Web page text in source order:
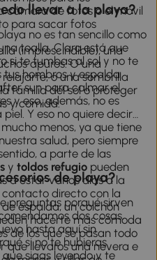
cámara de fotos o el móvil
para sacar fotos
(imprescindible), una
apuros. O una
o una sombrilla
familia del sol o proteger
y comida.
llevar a la playa?
no es tan sencillo como
toalla. Claro está que
si te tumbas al sol y no te
tus hombros y espalda
sun para calmar el
y eso, además, no es
Y eso no quiere decir
menos, ya que tiene
salud, pero siempre
a parte de las
ytoldos refugio pueden
a estar varios días a la
directo con la
espalda, un colchón
hacerte más cómoda
de los que se pasan todo
que llevaros una nevera e
de playa?
preguntas porqué sirven
dos cosas.
hasta aquí sin
si no te hubieras
sigas leyendo y te